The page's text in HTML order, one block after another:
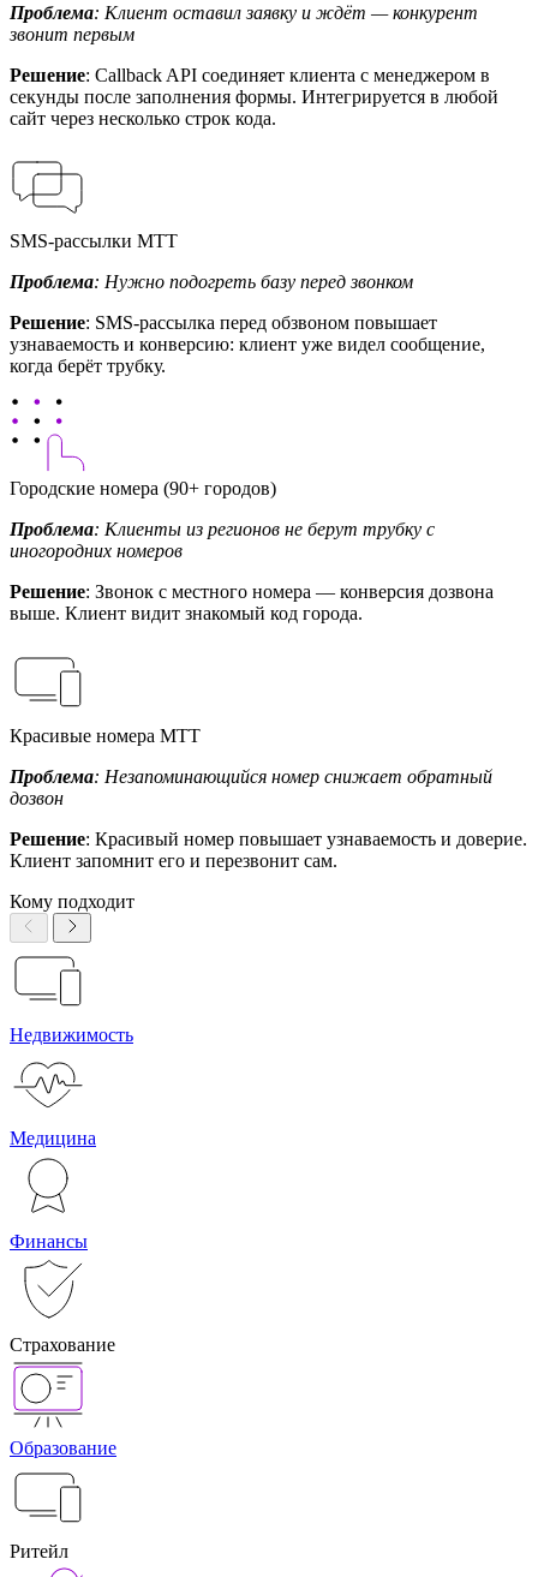
Проблема: Клиент оставил заявку и ждёт — конкурент
звонит первым
Решение: Callback API соединяет клиента с менеджером в
секунды после заполнения формы. Интегрируется в любой
сайт через несколько строк кода.
SMS-рассылки МТТ
Проблема: Нужно подогреть базу перед звонком
Решение: SMS-рассылка перед обзвоном повышает
узнаваемость и конверсию: клиент уже видел сообщение,
когда берёт трубку.
Городские номера (90+ городов)
Проблема: Клиенты из регионов не берут трубку с
иногородних номеров
Решение: Звонок с местного номера — конверсия дозвона
выше. Клиент видит знакомый код города.
Красивые номера МТТ
Проблема: Незапоминающийся номер снижает обратный
дозвон
Решение: Красивый номер повышает узнаваемость и доверие.
Клиент запомнит его и перезвонит сам.
Кому подходит
Недвижимость
Медицина
Финансы
Страхование
Образование
Ритейл